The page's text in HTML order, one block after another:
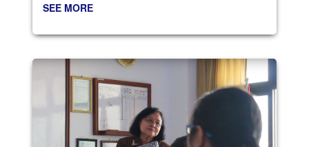
Januari 2016. Ini merupakan hari keempat
SEE MORE